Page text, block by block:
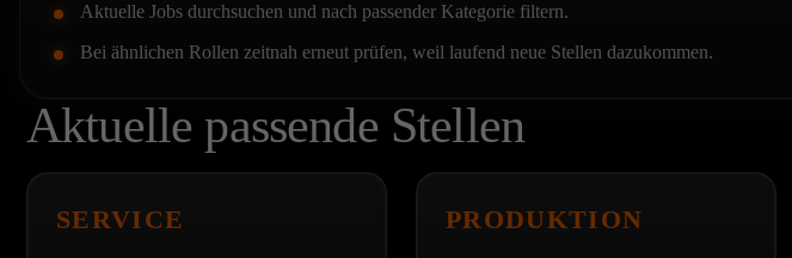
Aktuelle Jobs durchsuchen und nach passender Kategorie filtern.
Bei ähnlichen Rollen zeitnah erneut prüfen, weil laufend neue Stellen dazukommen.
Aktuelle passende Stellen
SERVICE PRODUKTION